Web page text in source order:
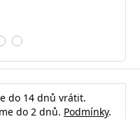
do 14 dnů vrátit.
do 2 dnů. Podmínky.